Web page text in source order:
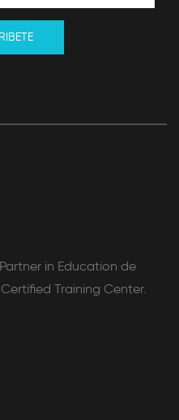
in Education de
Training Center.